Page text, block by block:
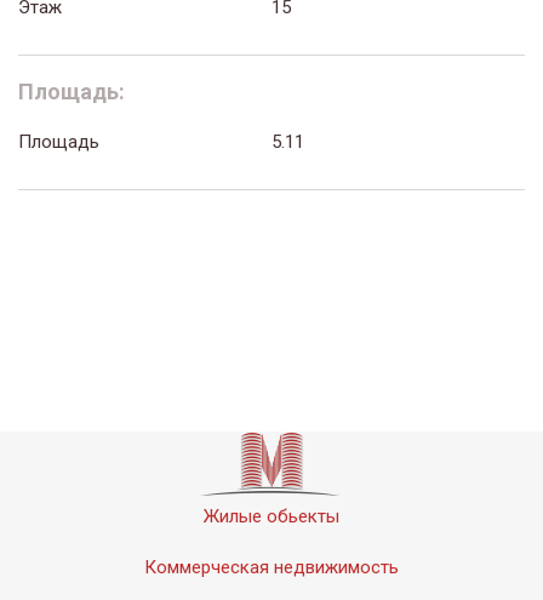
Этаж
15
Площадь:
Площадь 5.11
Жилые обьекты
Коммерческая недвижимость